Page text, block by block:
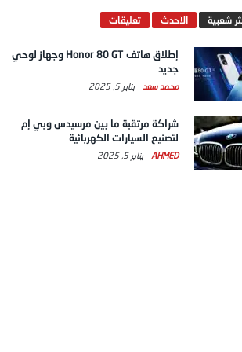
شعبية الآحدث تعليقات
إطلاق هاتف Honor 80 GT وجهاز لوحي
جديد
محمد سعد يناير 5, 2025
شراكة مرتقبة ما بين مرسيدس وبي إم
لتصنيع السيارات الكهربائية
AHMED يناير 5, 2025